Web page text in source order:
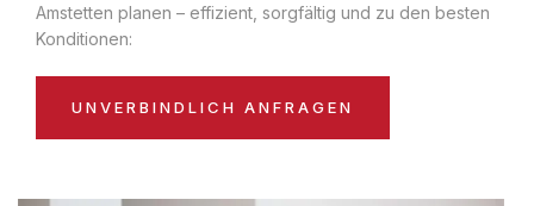
Amstetten planen – effizient, sorgfältig und zu den besten
Konditionen:
UNVERBINDLICH ANFRAGEN